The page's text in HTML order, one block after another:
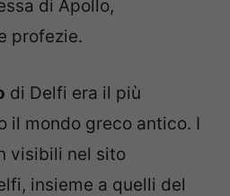
di Apollo,
profezie.
di Delfi era il più
il mondo greco antico. I
visibili nel sito
insieme a quelli del